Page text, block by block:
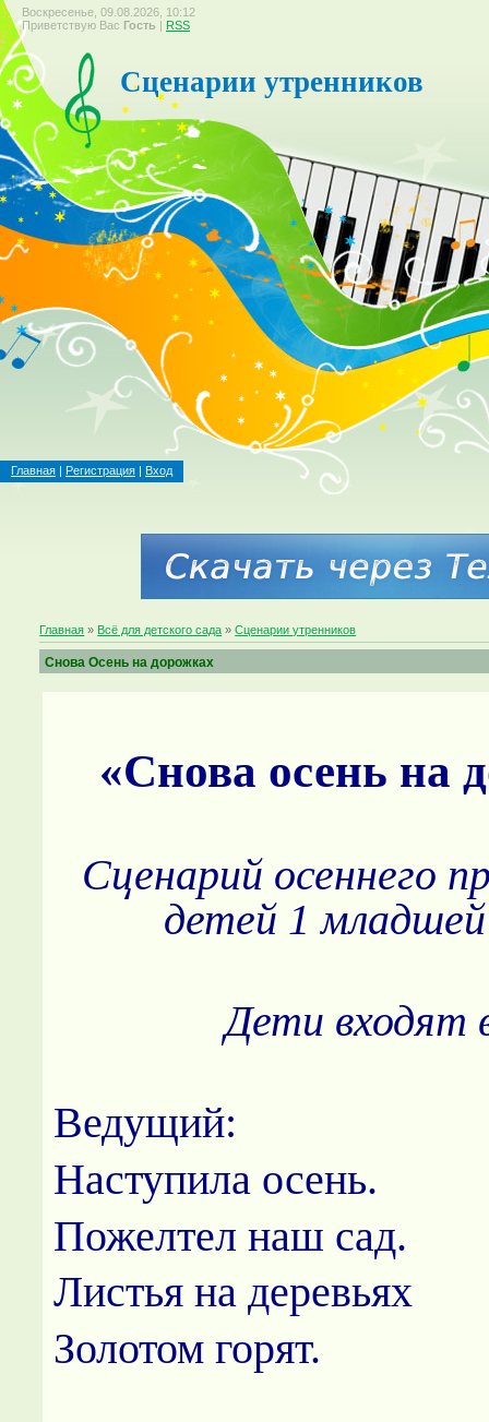
Воскресенье, 09.08.2026, 10:12
Приветствую Вас Гость | RSS
Сценарии утренников
Главная | Регистрация | Вход
Главная » Всё для детского сада »Сценарии утренников
Снова Осень на дорожках
«Снова осень на
Сценарий осеннего
детей 1
Дети входят
Ведущий:
Наступила осень.
Пожелтел наш сад.
Листья на деревьях
Золотом горят.